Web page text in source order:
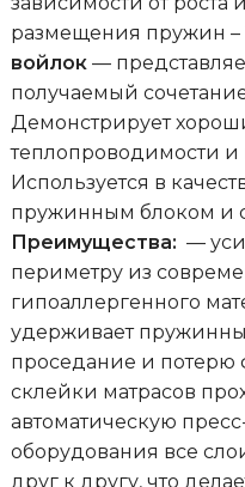
размещения пружин –
войлок—
получаемый
Демонстрирует
теплопроводимости
Используется в
пружинным блоком и
Преимущества: —
периметру из
гипоаллергенного
удерживает
проседание и
склейки матрасов
автоматическую
оборудования все
друг к другу, что